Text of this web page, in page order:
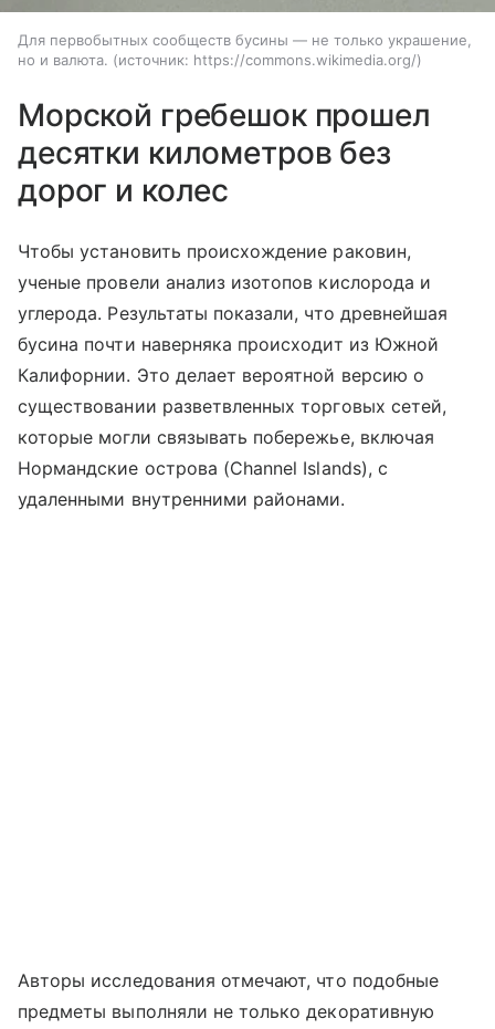
Для первобытных сообществ бусины — не только украшение,
но и валюта.
источник: https://commons.wikimedia.org/
Морской гребешок прошел
десятки километров без
дорог и колес
Чтобы установить происхождение раковин,
ученые провели анализ изотопов кислорода и
углерода. Результаты показали, что древнейшая
бусина почти наверняка происходит из Южной
Калифорнии. Это делает вероятной версию о
существовании разветвленных торговых сетей,
которые могли связывать побережье, включая
Нормандские острова (Channel Islands), с
удаленными внутренними районами.
Авторы исследования отмечают, что подобные
предметы выполняли не только декоративную